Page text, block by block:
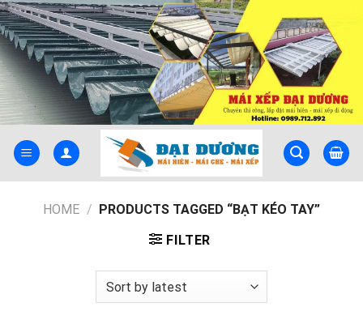
Skip
to
content
HOME / PRODUCTS TAGGED “BẠT KÉO TAY”
FILTER